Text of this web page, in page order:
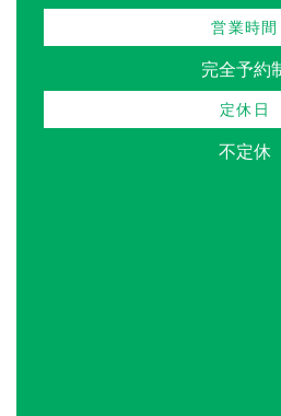
営業時間
完全予約
定休日
不定休